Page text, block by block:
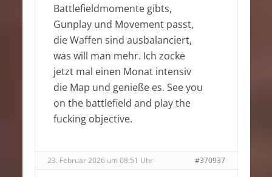
Battlefieldmomente gibts,
Gunplay und Movement passt,
die Waffen sind ausbalanciert,
was will man mehr. Ich zocke
jetzt mal einen Monat intensiv
die Map und genieße es. See you
on the battlefield and play the
fucking objective.
23. Februar 2026 um 08:51 Uhr #370937